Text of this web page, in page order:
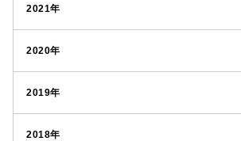
2021年
2020年
2019年
2018年